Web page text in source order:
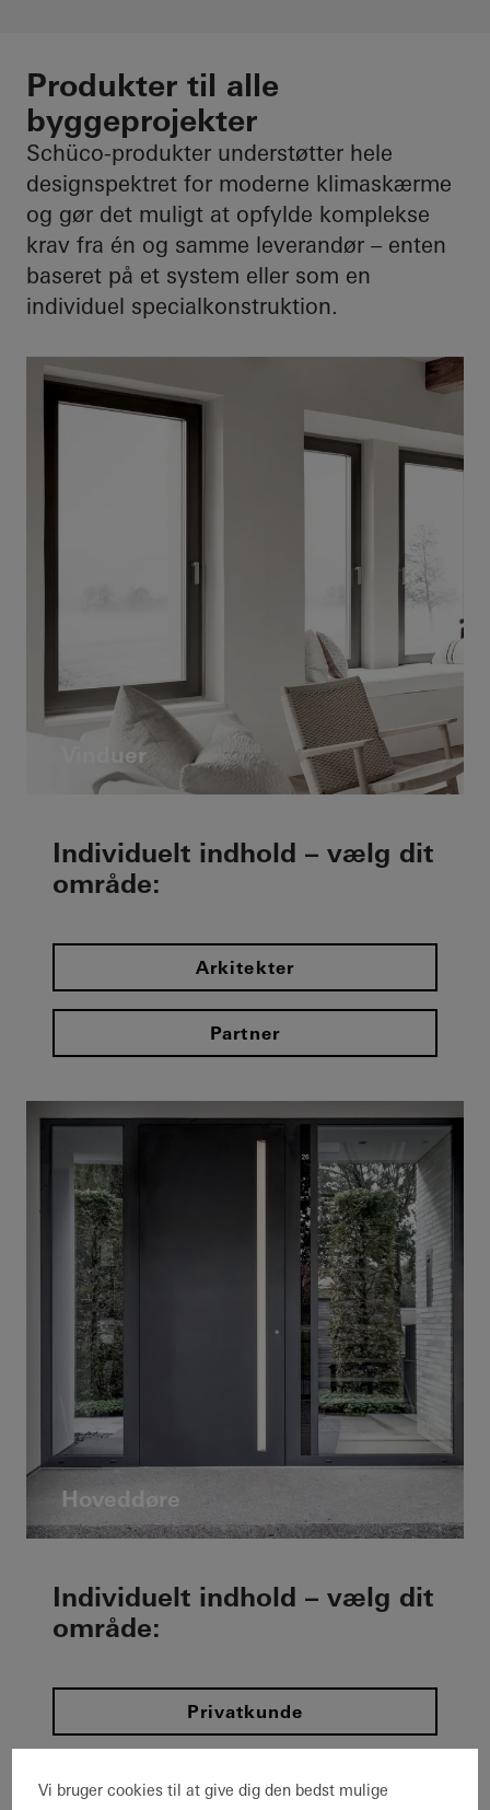
Produkter til alle
byggeprojekter
Schüco-produkter understøtter hele
designspektret for moderne klimaskærme
og gør det muligt at opfylde komplekse
krav fra én og samme leverandør – enten
baseret på et system eller som en
individuel specialkonstruktion.
Vinduer
Individuelt indhold – vælg dit
område:
Arkitekter
Partner
Hoveddøre
Individuelt indhold – vælg dit
område:
Privatkunde
Vi bruger cookies til at give dig den bedst mulige